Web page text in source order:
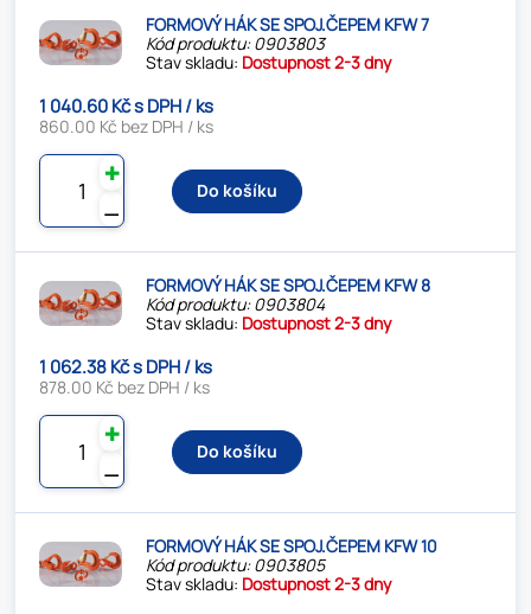
FORMOVÝ HÁK SE SPOJ.ČEPEM KFW 7
Kód produktu: 0903803
Stav skladu: Dostupnost 2-3 dny
1 040.60 Kč s DPH / ks
860.00 Kč bez DPH / ks
⚊
✚
Do košíku
FORMOVÝ HÁK SE SPOJ.ČEPEM KFW 8
Kód produktu: 0903804
Stav skladu: Dostupnost 2-3 dny
1 062.38 Kč s DPH / ks
878.00 Kč bez DPH / ks
⚊
✚
Do košíku
FORMOVÝ HÁK SE SPOJ.ČEPEM KFW 10
Kód produktu: 0903805
Stav skladu: Dostupnost 2-3 dny